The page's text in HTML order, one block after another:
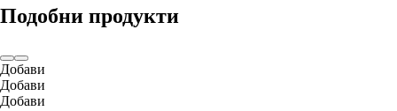
Подобни продукти
Добави
Добави
Добави